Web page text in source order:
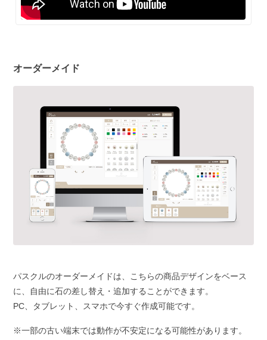
オーダーメイド
パスクルのオーダーメイドは、こちらの商品デザインをベース
に、自由に石の差し替え・追加することができます。
PC、タブレット、スマホで今すぐ作成可能です。
※一部の古い端末では動作が不安定になる可能性があります。